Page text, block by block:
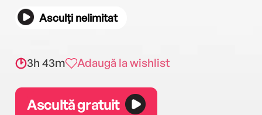
Asculți nelimitat
3h 43m Adaugă la wishlist
Ascultă gratuit